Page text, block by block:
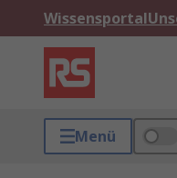
Wissensportal
Menü